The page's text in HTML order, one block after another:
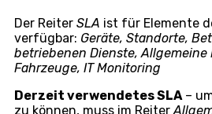
Abbildung:Einstellung
den Leistungen